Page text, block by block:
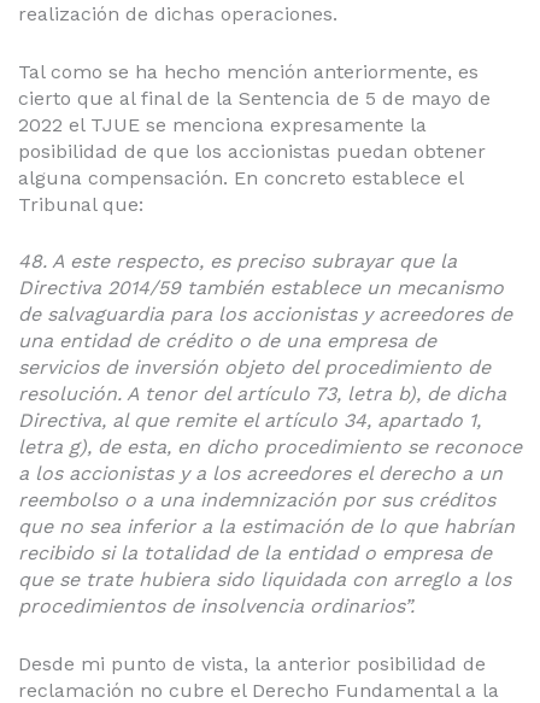
realización de dichas operaciones.
Tal como se ha hecho mención anteriormente, es
cierto que al final de la Sentencia de 5 de mayo de
2022 el TJUE se menciona expresamente la
posibilidad de que los accionistas puedan obtener
alguna compensación. En concreto establece el
Tribunal que:
48. A este respecto, es preciso subrayar que la
Directiva 2014/59 también establece un mecanismo
de salvaguardia para los accionistas y acreedores de
una entidad de crédito o de una empresa de
servicios de inversión objeto del procedimiento de
resolución. A tenor del artículo 73, letra b), de dicha
Directiva, al que remite el artículo 34, apartado 1,
letra g), de esta, en dicho procedimiento se reconoce
a los accionistas y a los acreedores el derecho a un
reembolso o a una indemnización por sus créditos
que no sea inferior a la estimación de lo que habrían
recibido si la totalidad de la entidad o empresa de
que se trate hubiera sido liquidada con arreglo a los
procedimientos de insolvencia ordinarios”.
Desde mi punto de vista, la anterior posibilidad de
reclamación no cubre el Derecho Fundamental a la